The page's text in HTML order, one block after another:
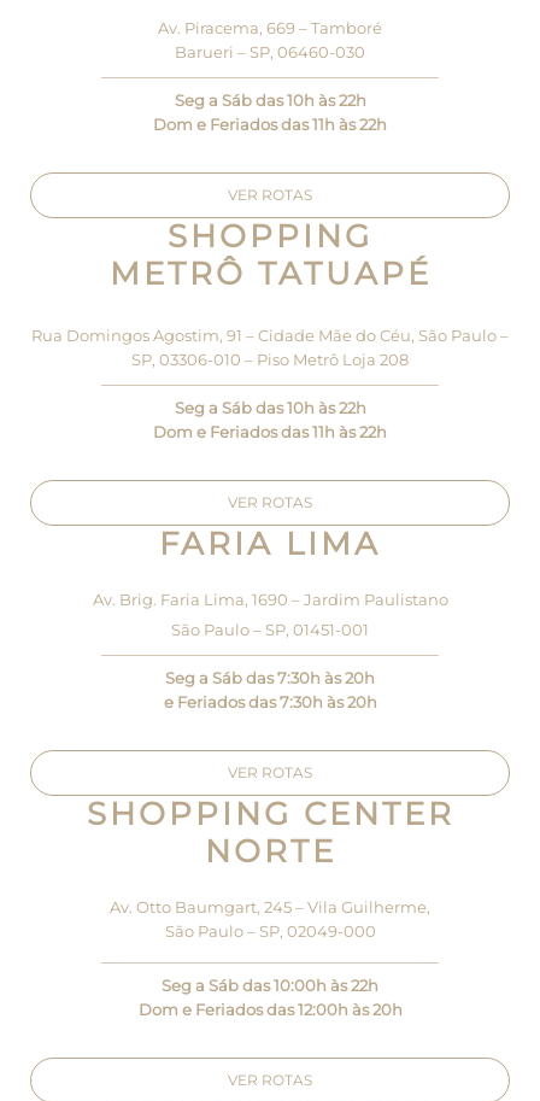
Av. Piracema, 669 – Tamboré
Barueri – SP, 06460-030
—————————————————————–
Seg a Sáb das 10h às 22h
Dom e Feriados das 11h às 22h
VER ROTAS
SHOPPING
METRÔ TATUAPÉ
Rua Domingos Agostim, 91 – Cidade Mãe do Céu, São Paulo –
SP, 03306-010 – Piso Metrô Loja 208
—————————————————————–
Seg a Sáb das 10h às 22h
Dom e Feriados das 11h às 22h
VER ROTAS
FARIA LIMA
Av. Brig. Faria Lima, 1690 – Jardim Paulistano
São Paulo – SP, 01451-001
—————————————————————–
Seg a Sáb das 7:30h às 20h
e Feriados das 7:30h às 20h
VER ROTAS
SHOPPING CENTER
NORTE
Av. Otto Baumgart, 245 – Vila Guilherme,
São Paulo – SP, 02049-000
—————————————————————–
Seg a Sáb das 10:00h às 22h
Dom e Feriados das 12:00h às 20h
VER ROTAS